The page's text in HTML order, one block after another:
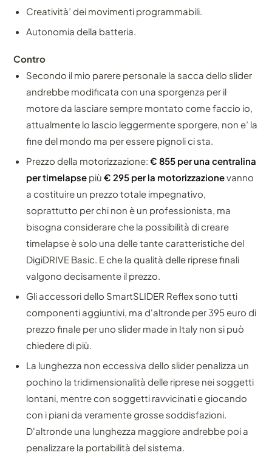
Creatività’ dei movimenti programmabili.
Autonomia della batteria.
Contro
Secondo il mio parere personale la sacca dello slider
andrebbe modificata con una sporgenza per il
motore da lasciare sempre montato come faccio io,
attualmente lo lascio leggermente sporgere, non e’ la
fine del mondo ma per essere pignoli ci sta.
Prezzo della motorizzazione:€ 855 per una centralina
per timelapse più € 295 per la motorizzazionevanno
a costituire un prezzo totale impegnativo,
soprattutto per chi non è un professionista, ma
bisogna considerare che la possibilità di creare
timelapse è solo una delle tante caratteristiche del
DigiDRIVE Basic. E che la qualità delle riprese finali
valgono decisamente il prezzo.
Gli accessori dello SmartSLIDER Reflex sono tutti
componenti aggiuntivi, ma d'altronde per 395 euro di
prezzo finale per uno slider made in Italy non si può
chiedere di più.
La lunghezza non eccessiva dello slider penalizza un
pochino la tridimensionalità delle riprese nei soggetti
lontani, mentre con soggetti ravvicinati e giocando
con i piani da veramente grosse soddisfazioni.
D'altronde una lunghezza maggiore andrebbe poi a
penalizzare la portabilità del sistema.